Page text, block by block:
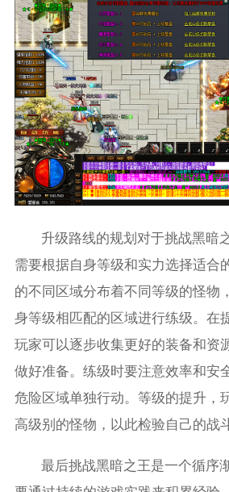
升级路线的规划对于挑战黑暗
需要根据自身等级和实力选择适合
的不同区域分布着不同等级的怪物
身等级相匹配的区域进行练级。在
玩家可以逐步收集更好的装备和资
做好准备。练级时要注意效率和安
危险区域单独行动。等级的提升，
高级别的怪物，以此检验自己的战
最后挑战黑暗之王是一个循序